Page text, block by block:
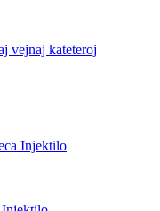
vejnaj kateteroj
Injektilo